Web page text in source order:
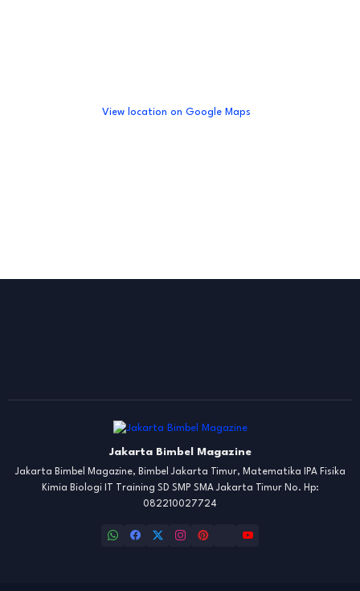
View location on Google Maps
Jakarta Bimbel Magazine
Jakarta Bimbel Magazine, Bimbel Jakarta Timur, Matematika IPA Fisika
Kimia Biologi IT Training SD SMP SMA Jakarta Timur No. Hp:
082210027724